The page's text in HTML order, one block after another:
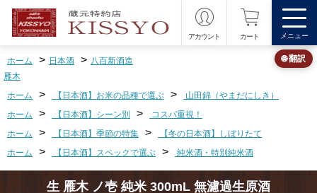
アカウント カート メニュー
ホーム > 日本酒 > 八百新酒造
雁木
ホーム
> 【日本酒】お米の品種で選ぶ >
山田錦（やまだにしき）
ホーム
> 【日本酒】シーン別 >
コスパ重視！
ホーム
> 【日本酒】季節の特集 >
【冬の日本酒】しぼりたて
ホーム
> 【日本酒】スペックで選ぶ > 純米酒・特別純米酒
生 雁木 ノ壱 純米 300mL 無濾過生原酒
🌐 翻訳